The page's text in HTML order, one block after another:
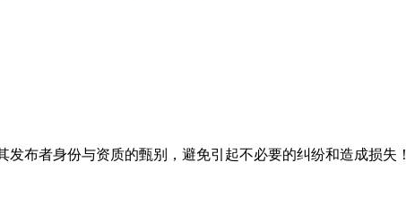
发布者身份与资质的甄别，避免引起不必要的纠纷和造成损失！